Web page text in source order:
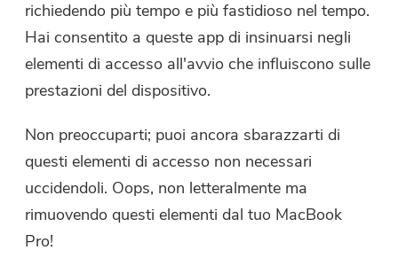
richiedendo più tempo e più fastidioso nel tempo.
Hai consentito a queste app di insinuarsi negli
elementi di accesso all'avvio che influiscono sulle
prestazioni del dispositivo.
Non preoccuparti; puoi ancora sbarazzarti di
questi elementi di accesso non necessari
uccidendoli. Oops, non letteralmente ma
rimuovendo questi elementi dal tuo MacBook
Pro!